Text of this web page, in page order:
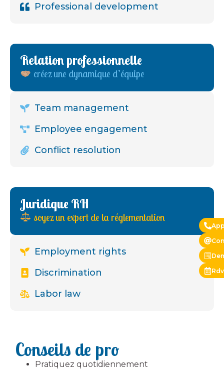
Professional development
Relation professionnelle
créez une dynamique d’équipe
Team management
Employee engagement
Conflict resolution
Juridique RH
soyez un expert de la réglementation
Employment rights
Discrimination
Labor law
Conseils de pro
Pratiquez quotidiennement